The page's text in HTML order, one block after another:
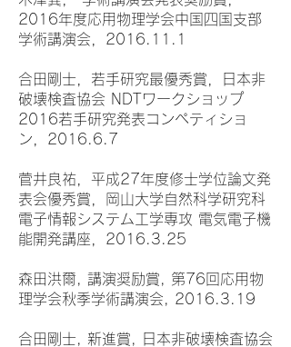
2016年度応用物理学会中国四国支部
学術講演会，2016.11.1
合田剛士，若手研究最優秀賞，日本非
破壊検査協会 NDTワークショップ
2016若手研究発表コンペティショ
ン，2016.6.7
菅井良祐，平成27年度修士学位論文発
表会優秀賞，岡山大学自然科学研究科
電子情報システム工学専攻 電気電子機
能開発講座，2016.3.25
森田洪爾, 講演奨励賞, 第76回応用物
理学会秋季学術講演会, 2016.3.19
合田剛士, 新進賞, 日本非破壊検査協会